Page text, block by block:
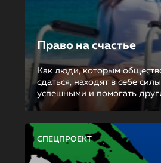
Право на счастье
Как люди, которым
сдаться, находят в себе
успешными и помогать
СПЕЦПРОЕКТ